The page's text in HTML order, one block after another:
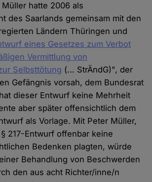
hatte 2006 als
des Saarlands gemeinsam mit den
Ländern Thüringen und
eines Gesetzes zum Verbot
Vermittlung von
Selbsttötung (... StrÄndG)", der
Gefängnis vorsah, dem Bundesrat
dieser Entwurf keine Mehrheit
aber später offensichtlich dem
als Vorlage. Mit Peter Müller,
217-Entwurf offenbar keine
Bedenken plagten, würde
Behandlung von Beschwerden
den aus acht Richter/inne/n